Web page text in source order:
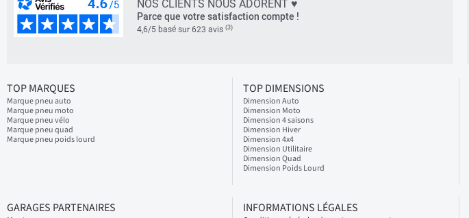
NOS CLIENTS NOUS ADORENT ♥
Parce que votre satisfaction compte !
4,6/5 basé sur 623 avis (3)
TOP MARQUES
Marque pneu auto
Marque pneu moto
Marque pneu vélo
Marque pneu quad
Marque pneu poids lourd
TOP DIMENSIONS
Dimension Auto
Dimension Moto
Dimension 4 saisons
Dimension Hiver
Dimension 4x4
Dimension Utilitaire
Dimension Quad
Dimension Poids Lourd
GARAGES PARTENAIRES INFORMATIONS LÉGALES